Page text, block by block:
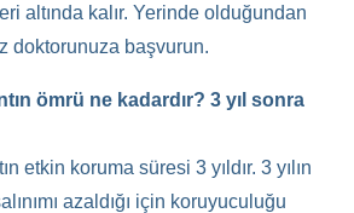
altında kalır. Yerinde olduğundan
doktorunuza başvurun.
ömrü ne kadardır? 3 yıl sonra
etkin koruma süresi 3 yıldır. 3 yılın
azaldığı için koruyuculuğu